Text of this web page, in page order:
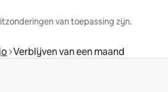
van toepassing zijn.
Verblijven van een maand